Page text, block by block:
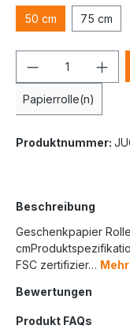
50 cm 75 cm
Papierrolle(n)
Produktnummer:
Beschreibung
Geschenkpapier
FSC zertifizier… Mehr
Bewertungen
Produkt FAQs